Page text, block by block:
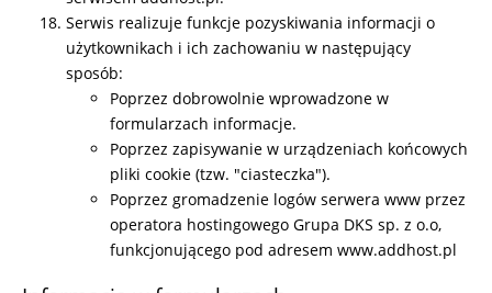
Serwis realizuje funkcje pozyskiwania informacji o
użytkownikach i ich zachowaniu w następujący
sposób:
Poprzez dobrowolnie wprowadzone w
formularzach informacje.
Poprzez zapisywanie w urządzeniach końcowych
pliki cookie (tzw. "ciasteczka").
Poprzez gromadzenie logów serwera www przez
operatora hostingowego Grupa DKS sp. z o.o,
funkcjonującego pod adresem www.addhost.pl